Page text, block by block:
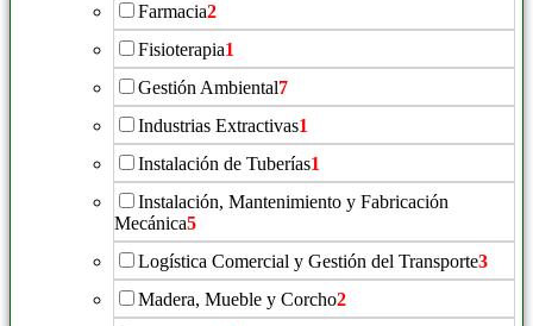
Farmacia2
Fisioterapia1
Gestión Ambiental7
Industrias Extractivas1
Instalación de Tuberías1
Instalación, Mantenimiento y Fabricación
Mecánica5
Logística Comercial y Gestión del Transporte3
Madera, Mueble y Corcho2